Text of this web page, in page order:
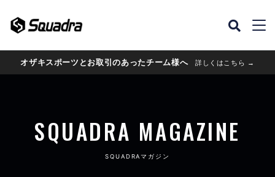
オザキスポーツとお取引のあったチーム様へ 詳しくはこちら →
SQUADRA MAGAZINE
SQUADRAマガジン